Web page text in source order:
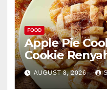
FOOD
Apple Pie
Cookie
AUGUST 8, 2026